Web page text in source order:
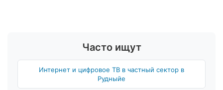
Часто ищут
Интернет и цифровое ТВ в частный сектор в
Рудныйе